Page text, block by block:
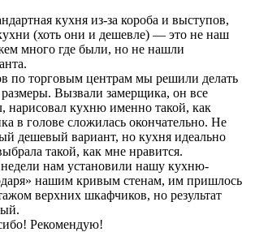
кухня из-за короба и выступов,
(хоть они и дешевле) — это не наш
много где были, но не нашли
по торговым центрам мы решили делать
Вызвали замерщика, он все
нарисовал кухню именно такой, как
в голове сложилась окончательно. Не
дешевый вариант, но кухня идеально
такой, как мне нравится.
нам установили нашу кухню-
нашим кривым стенам, им пришлось
верхних шкафчиков, но результат
Рекомендую!